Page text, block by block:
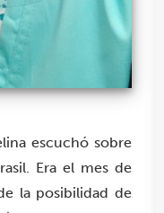
escuchó sobre
Era el mes de
la posibilidad de